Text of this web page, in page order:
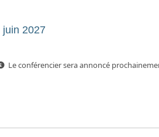
2027
Le conférencier sera annoncé